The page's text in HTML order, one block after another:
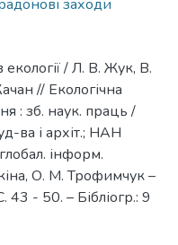
заходи
/ Л. В. Жук, В.
// Екологічна
: зб. наук. праць /
ва і архіт.; НАН
інформ.
О. М. Трофимчук –
43 - 50. – Бібліогр.: 9